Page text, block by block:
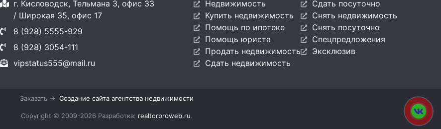
г. Кисловодск, Тельмана 3, офис 33
/ Широкая 35, офис 17
8 (928) 5555-929
8 (928) 3054-111
vipstatus555@mail.ru
Недвижимость
Купить недвижимость
Помощь по ипотеке
Помощь юриста
Продать недвижимость
Сдать недвижимость
Сдать посуточно
Снять недвижимость
Снять посуточно
Спецпредложения
Эксклюзив
Заказать → Создание сайта агентства недвижимости
Copyright © 2009-2026 Разработка: realtorproweb.ru.